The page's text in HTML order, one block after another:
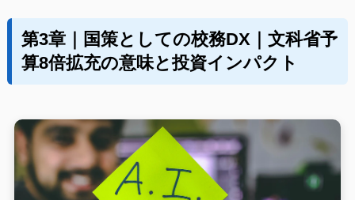
第3章｜国策としての校務DX｜文科省予
算8倍拡充の意味と投資インパクト